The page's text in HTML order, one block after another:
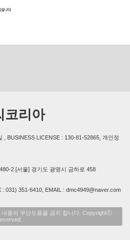
코리아
BUSINESS LICENSE : 130-81-52865, 개인정
2 [서울] 경기도 광명시 금하로 458
031) 351-6410, EMAIL : dmc4949@naver.com
내용의 무단도용을 금지 합니다. Copyrightⓒ